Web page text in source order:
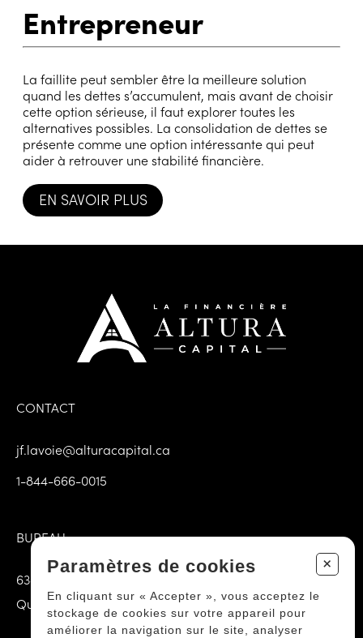
Entrepreneur
La faillite peut sembler être la meilleure solution
quand les dettes s’accumulent, mais avant de choisir
cette option sérieuse, il faut explorer toutes les
alternatives possibles. La consolidation de dettes se
présente comme une option intéressante qui peut
aider à retrouver une stabilité financière.
EN SAVOIR PLUS
CONTACT
jf.lavoie@alturacapital.ca
1-844-666-0015
BUREAU
6385 3e Avenue E Porte 102
Québec (QC) G1H 3K9
Paramètres de cookies +
En cliquant sur « Accepter », vous acceptez le
stockage de cookies sur votre appareil pour
améliorer la navigation sur le site, analyser